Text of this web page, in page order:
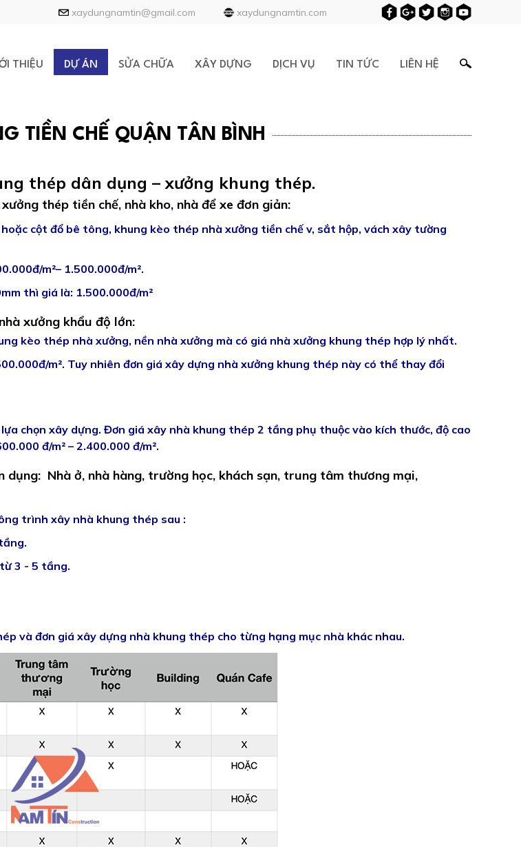
xaydungnamtin@gmail.com xaydungnamtin.com
THIỆU DỰ ÁN SỬA CHỮA XÂY DỰNG DỊCH VỤ TIN TỨC LIÊN HỆ
TIỀN CHẾ QUẬN TÂN BÌNH
thép dân dụng – xưởng khung thép.
thép tiền chế, nhà kho, nhà để xe đơn giản:
cột đổ bê tông, khung kèo thép nhà xưởng tiền chế v, sắt hộp, vách xây tường
m²– 1.500.000đ/m².
thì giá là: 1.500.000đ/m²
xưởng khẩu độ lớn:
kèo thép nhà xưởng, nền nhà xưởng mà có giá nhà xưởng khung thép hợp lý nhất.
m². Tuy nhiên đơn giá xây dựng nhà xưởng khung thép này có thể thay đổi
chọn xây dựng. Đơn giá xây nhà khung thép 2 tầng phụ thuộc vào kích thước, độ cao
đ/m² – 2.400.000 đ/m².
Nhà ở, nhà hàng, trường học, khách sạn, trung tâm thương mại,
trình xây nhà khung thép sau :
3 - 5 tầng.
và đơn giá xây dựng nhà khung thép cho từng hạng mục nhà khác nhau.